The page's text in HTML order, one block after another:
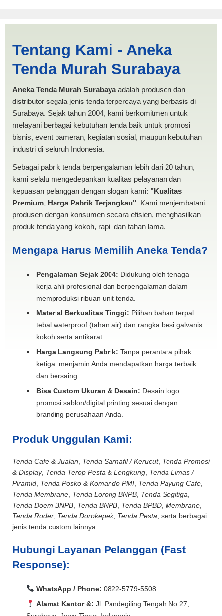
Kepulauan | PRODUKSI
ANEKA TENDA MURAH
Tentang Kami - Aneka
Tenda Murah Surabaya
Aneka Tenda Murah Surabayaadalah produsen dan
distributor segala jenis tenda terpercaya yang berbasis di
Surabaya. Sejak tahun 2004, kami berkomitmen untuk
melayani berbagai kebutuhan tenda baik untuk promosi
bisnis, event pameran, kegiatan sosial, maupun kebutuhan
industri di seluruh Indonesia.
Sebagai pabrik tenda berpengalaman lebih dari 20 tahun,
kami selalu mengedepankan kualitas pelayanan dan
kepuasan pelanggan dengan slogan kami: "Kualitas
Premium, Harga Pabrik Terjangkau". Kami menjembatani
produsen dengan konsumen secara efisien, menghasilkan
produk tenda yang kokoh, rapi, dan tahan lama.
Mengapa Harus Memilih Aneka Tenda?
Pengalaman Sejak 2004: Didukung oleh tenaga
kerja ahli profesional dan berpengalaman dalam
memproduksi ribuan unit tenda.
Material Berkualitas Tinggi: Pilihan bahan terpal
tebal waterproof (tahan air) dan rangka besi galvanis
kokoh serta antikarat.
Harga Langsung Pabrik: Tanpa perantara pihak
ketiga, menjamin Anda mendapatkan harga terbaik
dan bersaing.
Bisa Custom Ukuran & Desain: Desain logo
promosi sablon/digital printing sesuai dengan
branding perusahaan Anda.
Produk Unggulan Kami:
Tenda Cafe & Jualan Tenda Sarnafil / Kerucut, Tenda Promosi
& Display, Tenda Terop Pesta & Lengkung Tenda Limas /
Piramid Tenda Posko & Komando PMI Tenda Payung Cafe
Tenda Membrane Tenda Lorong BNPB Tenda Segitiga
Tenda Doem BNPB Tenda BNPB Tenda BPBD Membrane
Tenda Roder Tenda Dorokepek, Tenda Pesta , serta berbagai
jenis tenda custom lainnya.
Hubungi Layanan Pelanggan (Fast
Response):
WhatsApp / Phone: 0822-5779-5508
Alamat Kantor &: Jl. Pandegiling Tengah No 27,